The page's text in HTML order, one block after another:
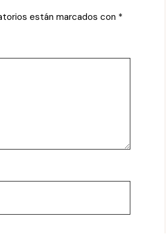
están marcados con *